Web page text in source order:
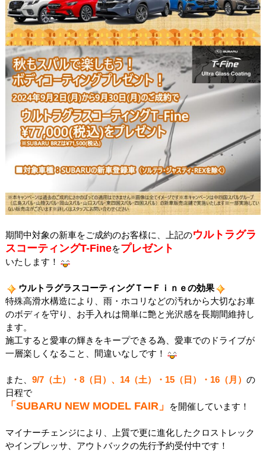
期間中対象の新車をご成約のお客様に、上記のウルトラグラ
スコーティングT-Fineをプレゼント
いたします！
ウルトラグラスコーティングＴーＦｉｎｅの効果
特殊高滑水構造により、雨・ホコリなどの汚れから大切なお車
のボディを守り、お手入れは簡単に艶と光沢感を長期間維持し
ます。
施工すると愛車の輝きをキープできる為、愛車でのドライブが
一層楽しくなること、間違いなしです！
また、 9/7（土）・8（日）、14（土）・15（日）・16（月 ） の
日程で
「SUBARU NEW MODEL FAIR」 を開催しています！
マイナーチェンジにより、上質で更に進化したクロストレック
やインプレッサ、アウトバックの先行予約受付中です！